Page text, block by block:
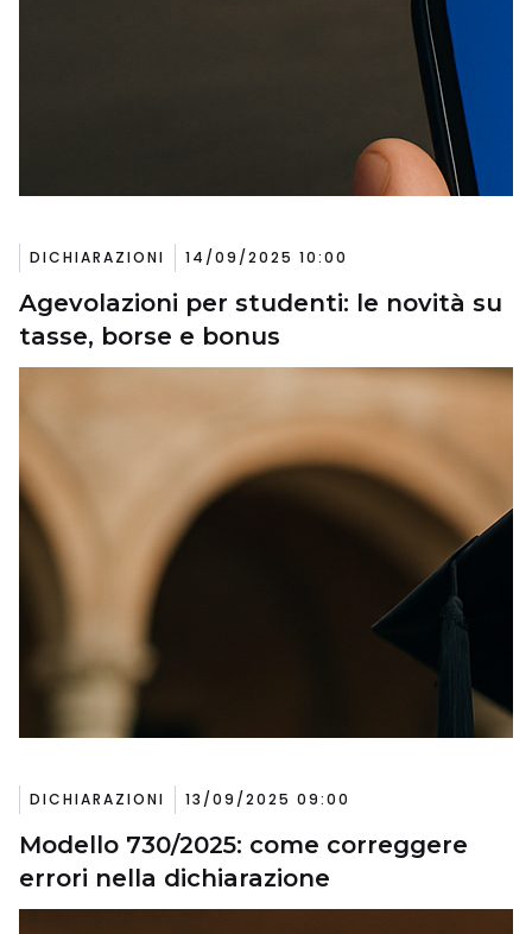
DICHIARAZIONI 14/09/2025 10:00
Agevolazioni per studenti: le novità su
tasse, borse e bonus
DICHIARAZIONI 13/09/2025 09:00
Modello 730/2025: come correggere
errori nella dichiarazione